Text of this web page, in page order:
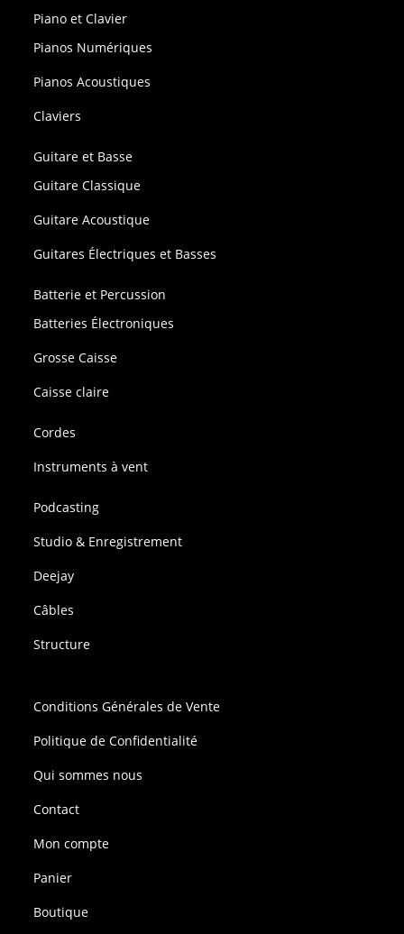
Piano et Clavier
Pianos Numériques
Pianos Acoustiques
Claviers
Guitare et Basse
Guitare Classique
Guitare Acoustique
Guitares Électriques et Basses
Batterie et Percussion
Batteries Électroniques
Grosse Caisse
Caisse claire
Cordes
Instruments à vent
Podcasting
Studio & Enregistrement
Deejay
Câbles
Structure
Conditions Générales de Vente
Politique de Confidentialité
Qui sommes nous
Contact
Mon compte
Panier
Boutique